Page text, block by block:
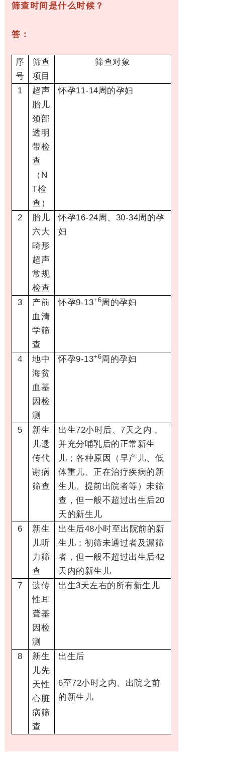
筛查时间是什么时候？
答：
序
号
筛查
项目
筛查对象
1
超声
胎儿
颈部
透明
带检
查
（N
T检
查）
怀孕11-14周的孕妇
2
胎儿
六大
畸形
超声
常规
检查
怀孕16-24周、30-34周的孕
妇
3
产前
血清
学筛
查
怀孕9-13+6周的孕妇
4
地中
海贫
血基
因检
测
怀孕9-13+6周的孕妇
5
新生
儿遗
传代
谢病
筛查
出生72小时后、7天之内，
并充分哺乳后的正常新生
儿；各种原因（早产儿、低
体重儿、正在治疗疾病的新
生儿、提前出院者等）未筛
查，但一般不超过出生后20
天的新生儿
6
新生
儿听
力筛
查
出生后48小时至出院前的新
生儿；初筛未通过者及漏筛
者，但一般不超过出生后42
天内的新生儿
7
遗传
性耳
聋基
因检
测
出生3天左右的所有新生儿
8
新生
儿先
天性
心脏
病筛
查
出生后
6至72小时之内、出院之前
的新生儿